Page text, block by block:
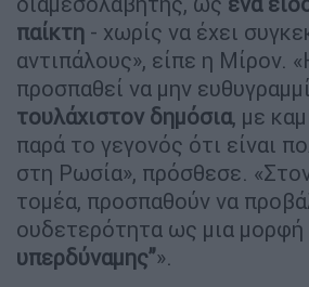
παίκτη - χωρίς να έχει
αντιπάλους», είπε η Μίρον.
προσπαθεί να μην
τουλάχιστον δημόσια, με
παρά το γεγονός ότι είναι
στη Ρωσία», πρόσθεσε.
τομέα, προσπαθούν να
ουδετερότητα ως μια μορφή
υπερδύναμης”».